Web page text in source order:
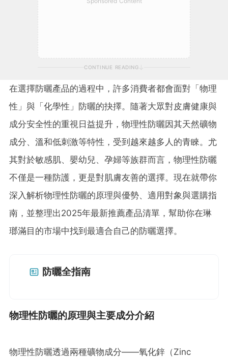
CONTINUE READING
在選擇防曬產品的過程中，許多消費者都會面對「物理
性」與「化學性」防曬的抉擇。隨著大眾對皮膚健康與
成分安全性的重視日益提升，物理性防曬因其天然礦物
成分、溫和低刺激等特性，受到越來越多人的青睞。尤
其對於敏感肌、嬰幼兒、孕婦等族群而言，物理性防曬
不僅是一種防護，更是對肌膚友善的選擇。現在就帶你
深入解析物理性防曬的原理與優勢、適用對象與選購指
南，並整理出2025年最新推薦產品清單，幫助你在琳
瑯滿目的市場中找到最適合自己的防曬選擇。
防曬全指南
物理性防曬的原理與主要成分介紹
物理性防曬透過兩種礦物成分——氧化鋅（Zinc